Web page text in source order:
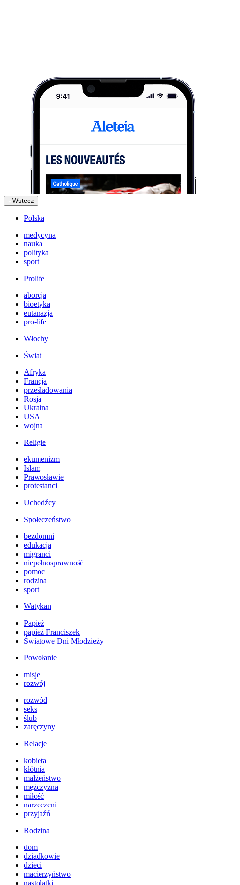
Wstecz
Polska
medycyna
nauka
polityka
sport
Prolife
aborcja
bioetyka
eutanazja
pro-life
Włochy
Świat
Afryka
Francja
prześladowania
Rosja
Ukraina
USA
wojna
Religie
ekumenizm
Islam
Prawosławie
protestanci
Uchodźcy
Społeczeństwo
bezdomni
edukacja
migranci
niepełnosprawność
pomoc
rodzina
sport
Watykan
Papież
papież Franciszek
Światowe Dni Młodzieży
Powołanie
misje
rozwój
rozwód
seks
ślub
zaręczyny
Relacje
kobieta
kłótnia
małżeństwo
mężczyzna
miłość
narzeczeni
przyjaźń
Rodzina
dom
dziadkowie
dzieci
macierzyństwo
nastolatki